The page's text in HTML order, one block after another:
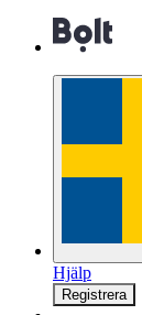
Hjälp
Registrera